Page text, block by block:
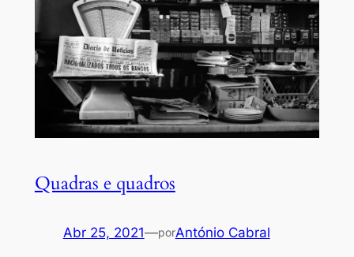
Quadras e quadros
Abr 25, 2021—porAntónio Cabral